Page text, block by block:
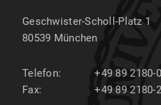
Geschwister-Scholl-Platz 1
80539 München
Telefon:
+49 89 2180-0
Fax:
+49 89 2180-